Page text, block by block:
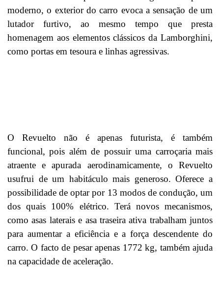
moderno, o exterior do carro evoca a sensação de um
lutador furtivo, ao mesmo tempo que presta
homenagem aos elementos clássicos da Lamborghini,
como portas em tesoura e linhas agressivas.
O Revuelto não é apenas futurista, é também
funcional, pois além de possuir uma carroçaria mais
atraente e apurada aerodinamicamente, o Revuelto
usufrui de um habitáculo mais generoso. Oferece a
possibilidade de optar por 13 modos de condução, um
dos quais 100% elétrico. Terá novos mecanismos,
como asas laterais e asa traseira ativa trabalham juntos
para aumentar a eficiência e a força descendente do
carro. O facto de pesar apenas 1772 kg, também ajuda
na capacidade de aceleração.